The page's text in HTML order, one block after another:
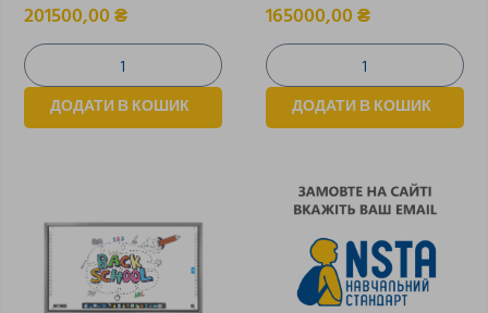
201500,00₴
ДОДАТИ В КОШИК
165000,00₴
ДОДАТИ В КОШИК